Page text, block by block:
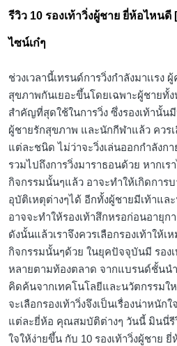
รีวิว 10 รองเท้าวิ่งผู้ชาย ยี่ห้อไหนดี
ไซน์เก๋ๆ
ช่วงเวลานี้เทรนด์การวิ่งกำลังมาเเรง
สุขภาพกันเยอะขึ้นโดยเฉพาะผู้ชายทั้
สำคัญที่สุดใช้ในการวิ่ง ซึ่งรองเท้านั้น
ผู้ชายรักสุขภาพ และนักกีฬาแล้ว ควรเ
แต่ละชนิด ไม่ว่าจะวิ่งเล่นออกกำลังก
รวมไปถึงการวิ่งมาราธอนด้วย หากเร
กิจกรรมนั้นๆแล้ว อาจะทำให้เกิดการ
อุบัติเหตุต่างๆได้ อีกทั้งผู้ชายมีเท้าแล
อาจจะทำให้รองเท้าสึกหรอก่อนอายุก
ดังนั้นแล้วเราจึงควรเลือกรองเท้าให้
กิจกรรมนั้นๆด้วย ในยุคปัจจุบันมี รอง
หลายตามท้องตลาด จากแบรนด์ชั้นน
คิดค้นจากเทคโนโลยีและนวัตกรรม
จะเลือกรองเท้าวิ่งจึงเป็นเรื่องน่าหนั
แต่ละยี่ห้อ คุณสมบัติต่างๆ วันนี้ มินนี่
ใจให้ง่ายขึ้น กับ 10 รองเท้าวิ่งผู้ชาย